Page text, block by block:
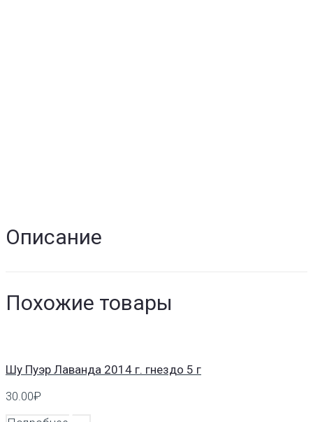
Описание
Похожие товары
Шу Пуэр Лаванда 2014 г. гнездо 5 г
30.00₽